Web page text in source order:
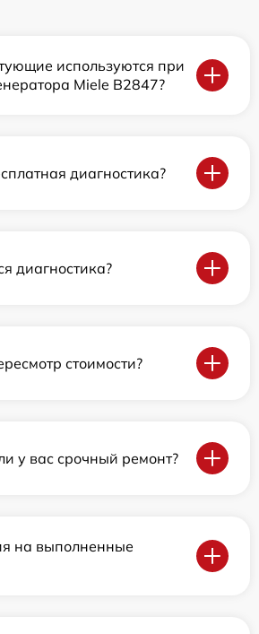
используются при
Miele B2847?
диагностика?
диагностика?
стоимости?
у вас срочный ремонт?
на выполненные